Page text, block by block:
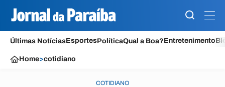
Últimas NotíciasEsportesPolíticaQual a Boa?Entretenimento
Home>cotidiano
COTIDIANO